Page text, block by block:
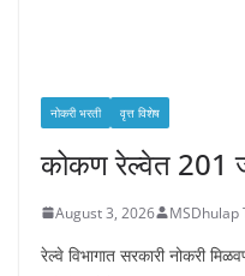
नोकरी भरती वृत्त विशेष
कोकण रेल्वेत 201
August 3, 2026 MSDhulap
रेल्वे विभागात सरकारी नोकरी